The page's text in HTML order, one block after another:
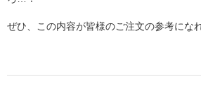
ぜひ、この内容が皆様のご注文の参考にな